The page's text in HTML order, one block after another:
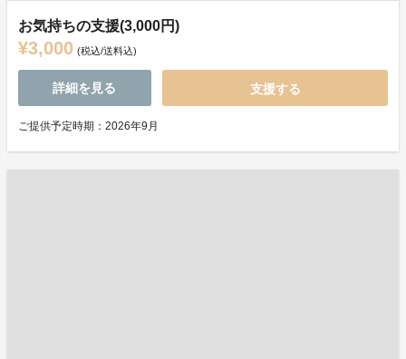
お気持ちの支援(3,000円)
¥3,000 (税込/送料込)
詳細を見る 支援する
ご提供予定時期：2026年9月